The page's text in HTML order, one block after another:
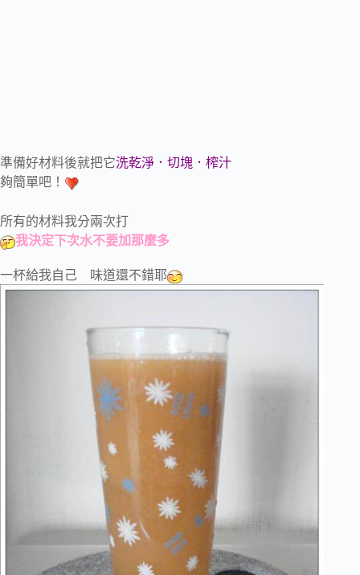
準備好材料後就把它洗乾淨．切塊．榨汁
夠簡單吧！
所有的材料我分兩次打
我決定下次水不要加那麼多
一杯給我自己 味道還不錯耶